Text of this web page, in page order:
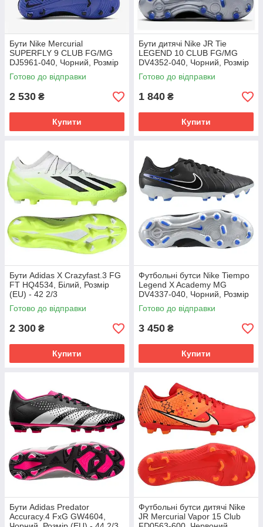
Бути Nike Mercurial
SUPERFLY 9 CLUB FG/MG
DJ5961-040, Чорний, Розмір
(EU) - 42
Готово до відправки
2 530 ₴
Купити
Бути дитячі Nike JR Tie
LEGEND 10 CLUB FG/MG
DV4352-040, Чорний, Розмір
(EU) - 38.5
Готово до відправки
1 840 ₴
Купити
Бути Adidas X Crazyfast.3 FG
FT HQ4534, Білий, Розмір
(EU) - 42 2/3
Готово до відправки
2 300 ₴
Купити
Футбольні бутси Nike Tiempo
Legend X Academy MG
DV4337-040, Чорний, Розмір
(EU) - 43
Готово до відправки
3 450 ₴
Купити
Бути Adidas Predator
Accuracy.4 FxG GW4604,
Футбольні бутси дитячі Nike
JR Mercurial Vapor 15 Club